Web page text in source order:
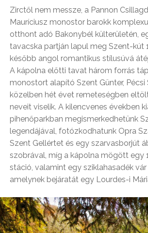
Zirctől nem messze, a Pannon
Mauríciusz monostor barokk
otthont adó Bakonybél külterületén,
tavacska partján lapul meg Szent-kút
később angol romantikus stílusúvá
A kápolna előtti tavat három forrás
monostort alapító Szent Günter, Pécsi
közelben hét évet remeteségben
neveit viselik. A kilencvenes években
pihenőparkban megismerkedhetünk
legendájával, fotózkodhatunk Opra
Szent Gellértet és egy szarvasborjút
szobrával, míg a kápolna mögött egy
stáció, valamint egy sziklahasadék vár
amelynek bejáratát egy Lourdes-i